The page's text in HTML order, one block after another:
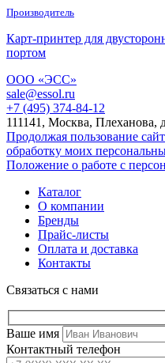
Производитель
Карт-принтер для
портом
ООО «ЭСС»
sale@essol.ru
+7 (495) 374-84-12
111141, Москва, Плеханова,
Продолжая пользование
обработку моих
Положение о работе с
Каталог
О компании
Бренды
Прайс-листы
Оплата и доставка
Контакты
Связаться с нами
Ваше имя
Контактный телефон